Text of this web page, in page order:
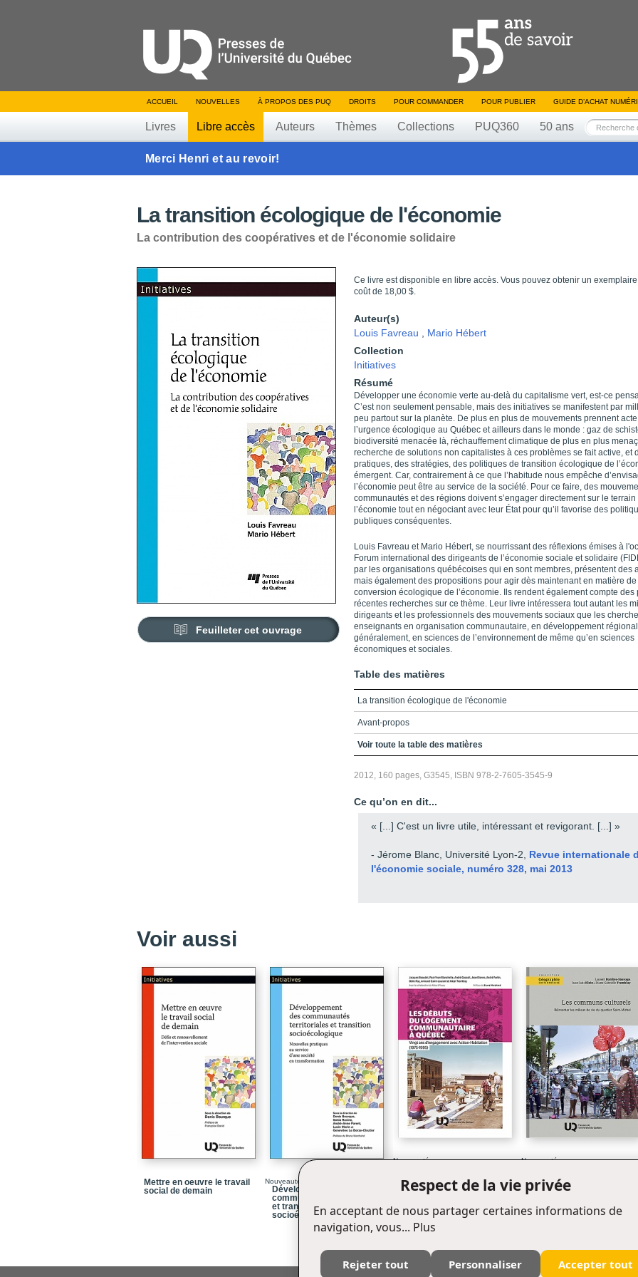
ACCUEIL NOUVELLES À PROPOS DES PUQ DROITS POUR COMMANDER POUR PUBLIER GUIDE D’ACHAT
Livres Libre accès Auteurs Thèmes Collections PUQ360 50 ans
Merci Henri et au revoir!
La transition écologique de l'économie
La contribution des coopératives et de l'économie solidaire
Feuilleter cet ouvrage
Ce livre est disponible en libre accès. Vous pouvez obtenir un
coût de 18,00 $.
Auteur(s)
Louis Favreau
Mario Hébert
Collection
Initiatives
Résumé
Développer une économie verte au-delà du capitalisme vert, est-ce
C’est non seulement pensable, mais des initiatives se manifestent par
peu partout sur la planète. De plus en plus de mouvements prennent
l’urgence écologique au Québec et ailleurs dans le monde : gaz de
biodiversité menacée là, réchauffement climatique de plus en plus
recherche de solutions non capitalistes à ces problèmes se fait active, et
pratiques, des stratégies, des politiques de transition écologique de
émergent. Car, contrairement à ce que l’habitude nous empêche
l’économie peut être au service de la société. Pour ce faire, des
communautés et des régions doivent s’engager directement sur le terrain
l’économie tout en négociant avec leur État pour qu’il favorise des
publiques conséquentes.
Louis Favreau et Mario Hébert, se nourrissant des réflexions émises à
Forum international des dirigeants de l’économie sociale et solidaire
par les organisations québécoises qui en sont membres, présentent des
mais également des propositions pour agir dès maintenant en matière de
conversion écologique de l’économie. Ils rendent également compte des
récentes recherches sur ce thème. Leur livre intéressera tout autant les
dirigeants et les professionnels des mouvements sociaux que les
enseignants en organisation communautaire, en développement
généralement, en sciences de l’environnement de même qu’en sciences
économiques et sociales.
Table des matières
La transition écologique de l'économie
Avant-propos
Bibliographie et références sur la Toile
Voir toute la table des matières
2012, 160 pages, G3545, ISBN 978-2-7605-3545-9
Ce qu’on en dit...
« [...] C'est un livre utile, intéressant et revigorant. [...] »
- Jérome Blanc, Université Lyon-2, Revue internationale
l'économie sociale, numéro 328, mai 2013
Voir aussi
Mettre en oeuvre le travail
social de demain
Nouveauté
Développement des
communautés territoriales
et transition
socioécologique
Nouveauté
communautaire à Québec
Nouveauté
Respect de la vie privée
En acceptant de nous partager certaines informations de
navigation, vous... Plus
Rejeter tout Personnaliser Accepter tout